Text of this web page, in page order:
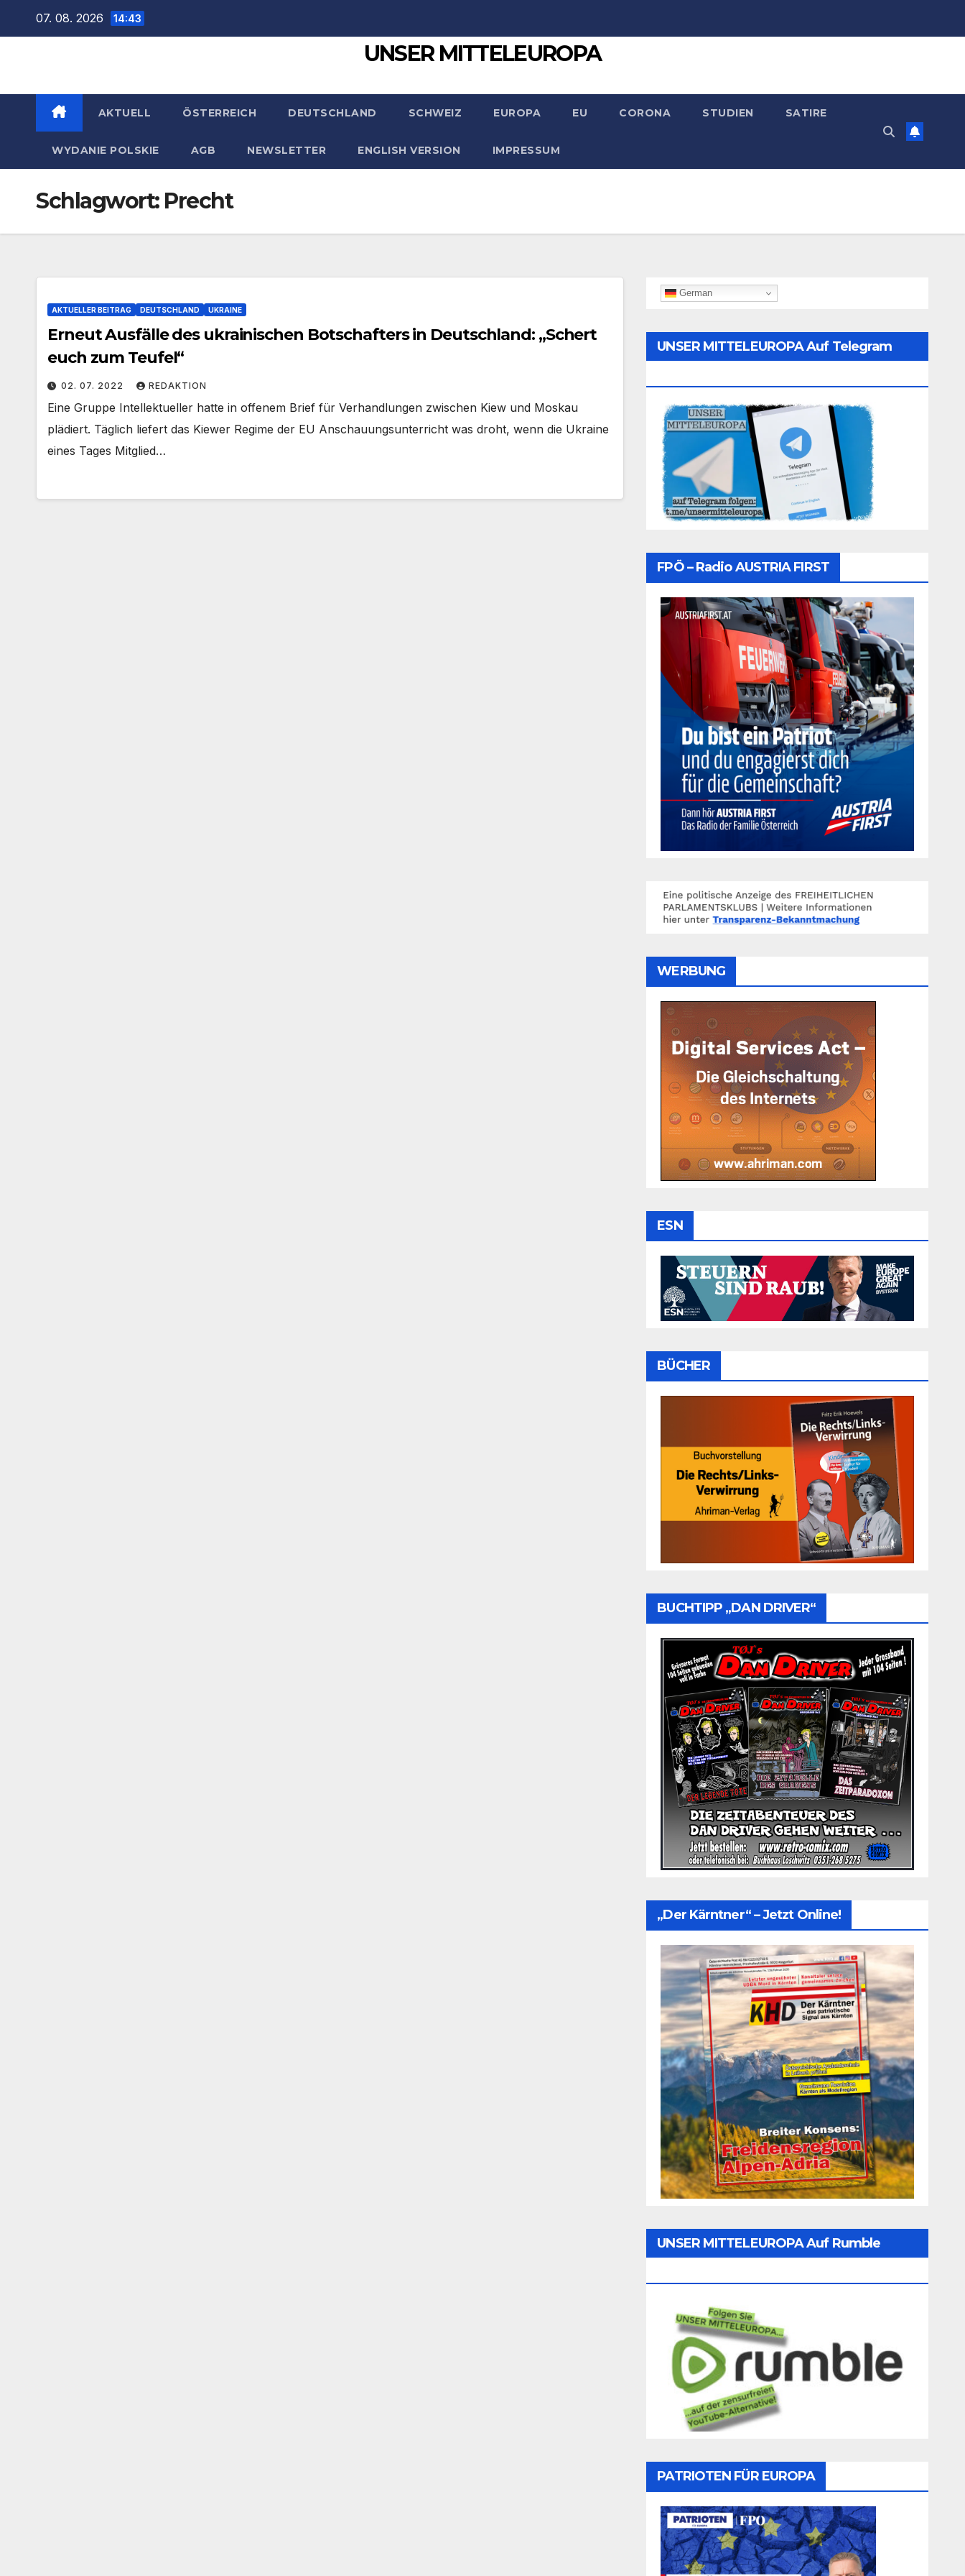
07. 08. 2026 14:43
UNSER MITTELEUROPA
AKTUELL ÖSTERREICH DEUTSCHLAND SCHWEIZ EUROPA EU CORONA STUDIEN SATIRE
WYDANIE POLSKIE AGB NEWSLETTER ENGLISH VERSION IMPRESSUM
Schlagwort: Precht
AKTUELLER BEITRAG DEUTSCHLAND UKRAINE
Erneut Ausfälle des ukrainischen Botschafters in Deutschland: „Schert
euch zum Teufel“
02. 07. 2022 REDAKTION
Eine Gruppe Intellektueller hatte in offenem Brief für Verhandlungen zwischen Kiew und Moskau
plädiert. Täglich liefert das Kiewer Regime der EU Anschauungsunterricht was droht, wenn die Ukraine
eines Tages Mitglied…
German
UNSER MITTELEUROPA Auf Telegram
FPÖ – Radio AUSTRIA FIRST
WERBUNG
ESN
BÜCHER
BUCHTIPP „DAN DRIVER“
„Der Kärntner“ – Jetzt Online!
UNSER MITTELEUROPA Auf Rumble
PATRIOTEN FÜR EUROPA